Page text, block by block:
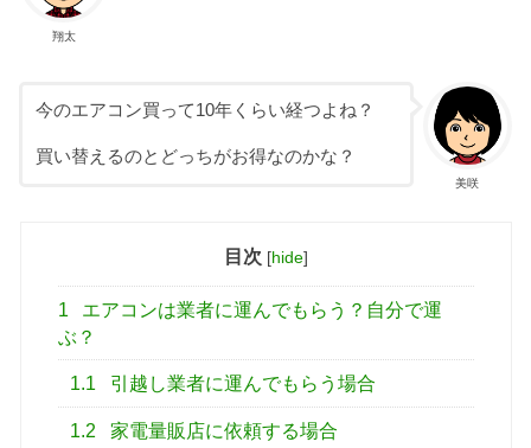
翔太
美咲
今のエアコン買って10年くらい経つよね？
買い替えるのとどっちがお得なのかな？
目次 [hide]
1
エアコンは業者に運んでもらう？自分で運
ぶ？
1.1 引越し業者に運んでもらう場合
1.2 家電量販店に依頼する場合